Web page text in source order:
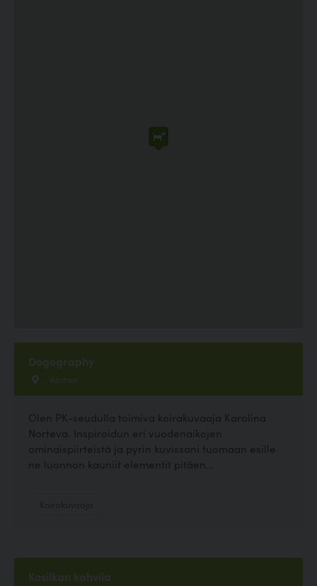
Dogegraphy
, Vantaa
Olen PK-seudulla toimiva koirakuvaaja Karolina
Norteva. Inspiroidun eri vuodenaikojen
ominaispiirteistä ja pyrin kuvissani tuomaan esille
ne luonnon kauniit elementit pitäen...
Kosilkan kahvila